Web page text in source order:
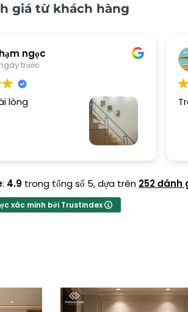
giá từ khách hàng
ngọc
trước
lòng
: 4.9 trong tổng số 5,dựa trên 252 đánh
xác minh bởi Trustindex